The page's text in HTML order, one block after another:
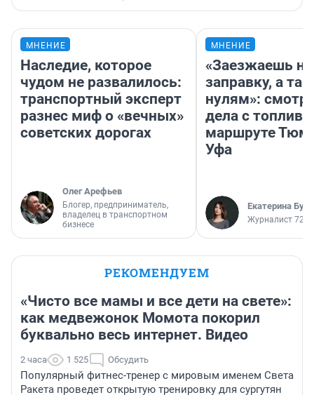
МНЕНИЕ
Наследие, которое
чудом не развалилось:
транспортный эксперт
разнес миф о «вечных»
советских дорогах
Олег Арефьев
Блогер, предприниматель,
владелец в транспортном
бизнесе
МНЕНИЕ
«Заезжаешь на
заправку, а
нулям»:
дела с
маршруте
Уфа
Екатерина
Журналист
РЕКОМЕНДУЕМ
«Чисто все мамы и все дети на свете»:
как медвежонок Момота покорил
буквально весь интернет. Видео
2 часа 1 525 Обсудить
Популярный фитнес-тренер с мировым именем Света
Ракета проведет открытую тренировку для сургутян